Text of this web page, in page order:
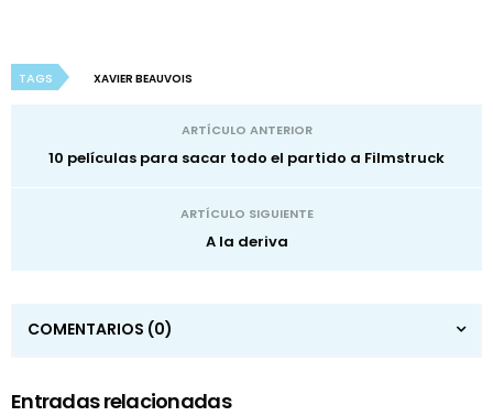
TAGS XAVIER BEAUVOIS
ARTÍCULO ANTERIOR
10 películas para sacar todo el partido a Filmstruck
ARTÍCULO SIGUIENTE
A la deriva
COMENTARIOS (0)
Entradas relacionadas